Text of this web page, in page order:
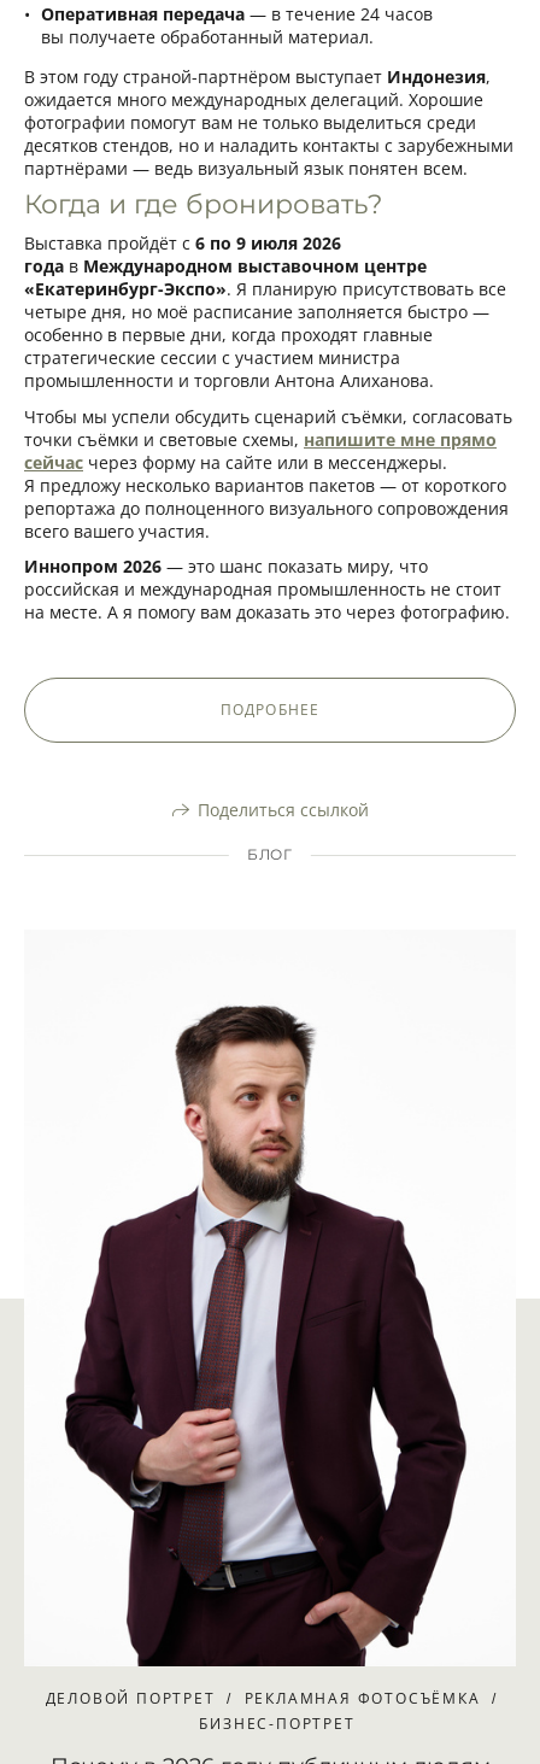
Оперативная передача — в течение 24 часов
вы получаете обработанный материал.
В этом году страной-партнёром выступает Индонезия,
ожидается много международных делегаций. Хорошие
фотографии помогут вам не только выделиться среди
десятков стендов, но и наладить контакты с зарубежными
партнёрами — ведь визуальный язык понятен всем.
Когда и где бронировать?
Выставка пройдёт с 6 по 9 июля 2026
года в Международном выставочном центре
«Екатеринбург-Экспо». Я планирую присутствовать все
четыре дня, но моё расписание заполняется быстро —
особенно в первые дни, когда проходят главные
стратегические сессии с участием министра
промышленности и торговли Антона Алиханова.
Чтобы мы успели обсудить сценарий съёмки, согласовать
точки съёмки и световые схемы, напишите мне прямо
сейчас через форму на сайте или в мессенджеры.
Я предложу несколько вариантов пакетов — от короткого
репортажа до полноценного визуального сопровождения
всего вашего участия.
Иннопром 2026 — это шанс показать миру, что
российская и международная промышленность не стоит
на месте. А я помогу вам доказать это через фотографию.
ПОДРОБНЕЕ
Поделиться ссылкой
БЛОГ
ДЕЛОВОЙ ПОРТРЕТ
РЕКЛАМНАЯ ФОТОСЪЁМКА
БИЗНЕС-ПОРТРЕТ